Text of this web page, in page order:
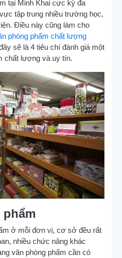
tại Minh Khai cực kỳ đa
tập trung nhiều trường học,
Điều này cũng làm cho
phòng phẩm chất lượng
sẽ là 4 tiêu chí đánh giá một
chất lượng và uy tín.
phẩm
ở mỗi đơn vị, cơ sở đều rất
nhiều chức năng khác
văn phòng phẩm cần có